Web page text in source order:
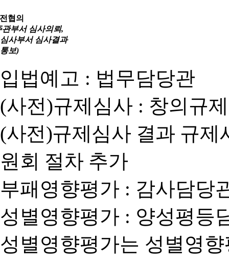
협의
관부서 심사의뢰,
심사부서 심사결과
통보)
입법예고 : 법무담당관
(사전)규제심사 : 창의규
(사전)규제심사 결과 규
원회 절차 추가
부패영향평가 : 감사담당
성별영향평가 : 양성평등
성별영향평가는 성별영